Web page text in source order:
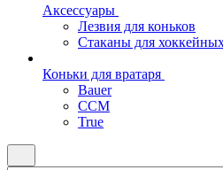
Аксессуары
Лезвия для коньков
Стаканы для
Коньки для вратаря
Bauer
CCM
True